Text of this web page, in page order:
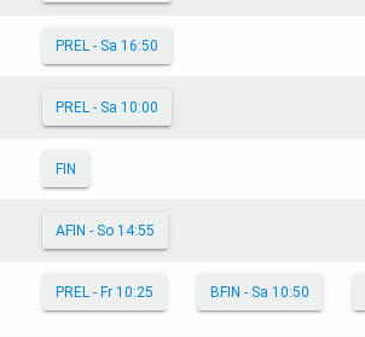
PREL - Sa 16:50
PREL - Sa 10:00
FIN
AFIN - So 14:55
PREL - Fr 10:25 BFIN - Sa 10:50